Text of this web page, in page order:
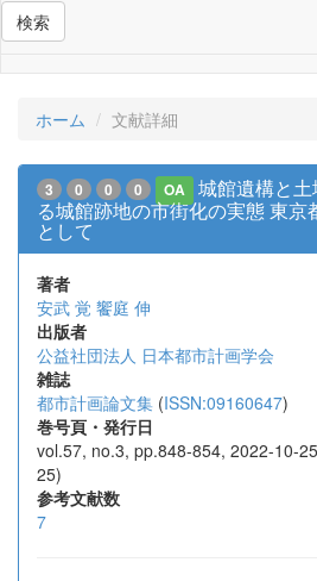
検索
ホーム 文献詳細
3 0 0 0 OA
城館遺構と
る城館跡地の市街化の実態 東京
として
著者
安武 覚 饗庭 伸
出版者
公益社団法人 日本都市計画学会
雑誌
都市計画論文集 (ISSN:09160647)
巻号頁・発行日
vol.57, no.3, pp.848-854, 2022-10-
25)
参考文献数
7